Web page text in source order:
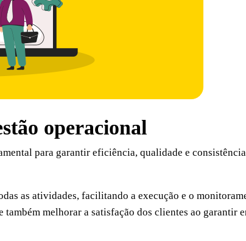
operacional
para garantir eficiência, qualidade e
as atividades, facilitando a execução e o
melhorar a satisfação dos clientes ao garantir